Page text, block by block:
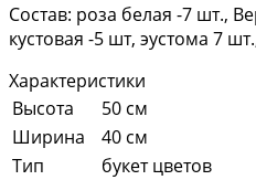
Состав: роза белая -7 шт.,
кустовая -5 шт, эустома 7
Характеристики
Высота
50 см
Ширина
40 см
Тип
букет цветов